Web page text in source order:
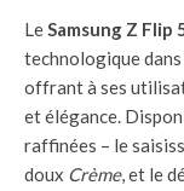
LeSamsung Z Flip
technologique
offrant à ses
et élégance.
raffinées – le
doux Crème, et le